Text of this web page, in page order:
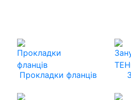
Прокладки фланців